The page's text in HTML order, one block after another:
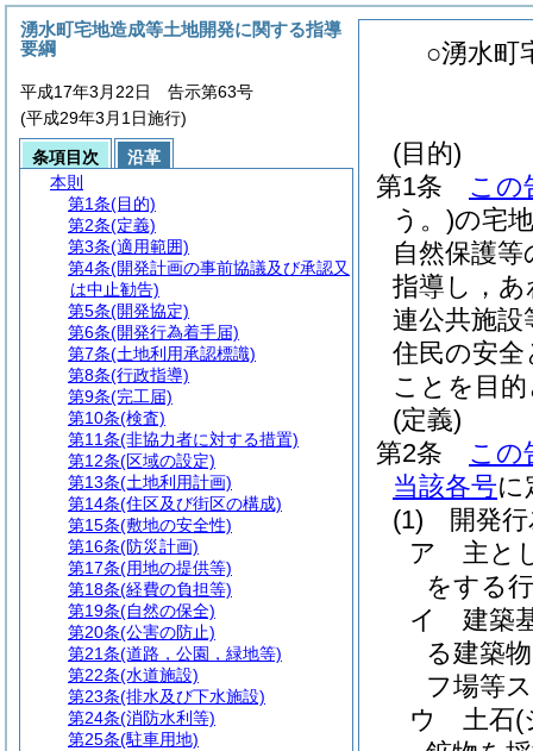
○湧水町
(目的)
第1条
この
う。)の宅
自然保護
指導し，
連公共施
住民の安
ことを目
(定義)
第2条
この
当該各号に
(1)
開発
ア
主と
をする
イ
建築
る建築
フ場等
ウ
土石(
湧水町宅地造成等土地開発に関する指導
要綱
平成17年3月22日 告示第63号
(平成29年3月1日施行)
条項目次
沿革
本則
第1条(目的)
第2条(定義)
第3条(適用範囲)
第4条(開発計画の事前協議及び承認又
は中止勧告)
第5条(開発協定)
第6条(開発行為着手届)
第7条(土地利用承認標識)
第8条(行政指導)
第9条(完工届)
第10条(検査)
第11条(非協力者に対する措置)
第12条(区域の設定)
第13条(土地利用計画)
第14条(住区及び街区の構成)
第15条(敷地の安全性)
第16条(防災計画)
第17条(用地の提供等)
第18条(経費の負担等)
第19条(自然の保全)
第20条(公害の防止)
第21条(道路，公園，緑地等)
第22条(水道施設)
第23条(排水及び下水施設)
第24条(消防水利等)
第25条(駐車用地)